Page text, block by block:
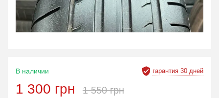
гарантия 30 дней
В наличии
1 300 грн 1 550 грн